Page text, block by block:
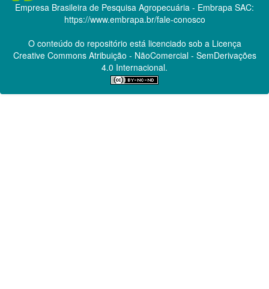
Empresa Brasileira de Pesquisa Agropecuária - Embrapa SAC:
https://www.embrapa.br/fale-conosco
O conteúdo do repositório está licenciado sob a Licença
Creative CommonsAtribuição - NãoComercial - SemDerivações
4.0 Internacional.